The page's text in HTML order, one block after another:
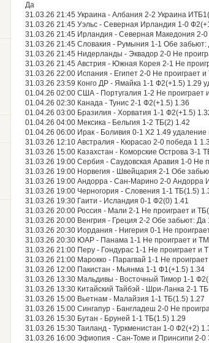
Да
31.03.26 21:45 Украина - Албания 2-2 Украина
31.03.26 21:45 Уэльс - Северная Ирландия 1-0
31.03.26 21:45 Ирландия - Северная Македония 2-
31.03.26 21:45 Словакия - Румыния 1-1 Обе забьют:
31.03.26 21:45 Нидерланды - Эквадор 2-0 Не
31.03.26 21:45 Австрия - Южная Корея 2-1 Не
31.03.26 22:00 Испания - Египет 2-0 Не проиграет
31.03.26 23:59 Конго ДР - Ямайка 1-1 Ф2(+1.5) 1.29
01.04.26 02:00 США - Португалия 1-2 Не проиграет
01.04.26 02:30 Канада - Тунис 2-1 Ф2(+1.5) 1.36
01.04.26 03:00 Бразилия - Хорватия 1-1 Ф2(+1.5)
01.04.26 04:00 Мексика - Бельгия 1-2 ТБ(2) 1.42
01.04.26 06:00 Ирак - Боливия 0-1 X2 1.49 удаление
31.03.26 12:10 Австралия - Кюрасао 2-0 победа 1
31.03.26 15:00 Казахстан - Коморские Острова 3-1
31.03.26 19:00 Сербия - Саудовская Аравия 1-0 Не
31.03.26 19:00 Норвегия - Швейцария 2-1 Обе
31.03.26 19:00 Андорра - Сан-Марино 2-0 Андорра
31.03.26 19:00 Черногория - Словения 1-1 ТБ(1.5)
31.03.26 19:30 Гаити - Исландия 0-1 Ф2(0) 1.41
31.03.26 20:00 Россия - Мали 2-1 Не проиграет и
31.03.26 20:00 Венгрия - Греция 2-2 Обе забьют: Да
31.03.26 20:30 Иордания - Нигерия 0-1 Не
31.03.26 20:30 ЮАР - Панама 1-1 Не проиграет и
31.03.26 21:00 Перу - Гондурас 1-1 Не проиграет и
31.03.26 21:00 Марокко - Парагвай 1-1 Не
31.03.26 12:00 Пакистан - Мьянма 1-1 Ф1(+1.5) 1.34
31.03.26 13:30 Мальдивы - Восточный Тимор 1-1
31.03.26 13:30 Китайский Тайбэй - Шри-Ланка 2-1
31.03.26 15:00 Вьетнам - Малайзия 1-1 ТБ(1.5) 1.27
31.03.26 15:00 Сингапур - Бангладеш 2-0 Не
31.03.26 15:30 Бутан - Бруней 1-1 ТБ(1.5) 1.29
31.03.26 15:30 Таиланд - Туркменистан 1-0 Ф2(+2)
31.03.26 16:00 Эфиопия - Сан-Томе и Принсипи 2-